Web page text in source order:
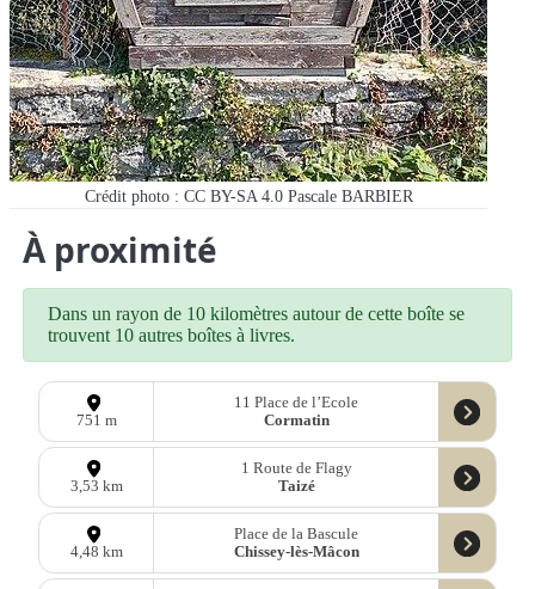
Crédit photo : CC BY-SA 4.0 Pascale BARBIER
À proximité
Dans un rayon de 10 kilomètres autour de cette boîte se
trouvent 10 autres boîtes à livres.
751 m
11 Place de l’Ecole
Cormatin
3,53 km
1 Route de Flagy
Taizé
4,48 km
Place de la Bascule
Chissey-lès-Mâcon